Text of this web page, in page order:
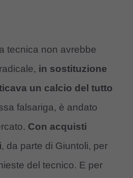
tecnica non avrebbe
in sostituzione
un calcio del tutto
falsariga, è andato
Con acquisti
, da parte di Giuntoli, per
del tecnico. E per